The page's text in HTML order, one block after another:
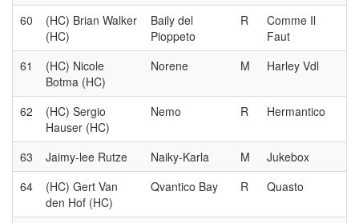
60
(HC) Brian Walker
(HC)
Baily del
Pioppeto
R
Comme Il
Faut
61
(HC) Nicole
Botma (HC)
Norene M Harley Vdl
62
(HC) Sergio
Hauser (HC)
Nemo R Hermantico
63 Jaimy-lee Rutze Naiky-Karla M
Jukebox
64
(HC) Gert Van
den Hof (HC)
Qvantico Bay R Quasto